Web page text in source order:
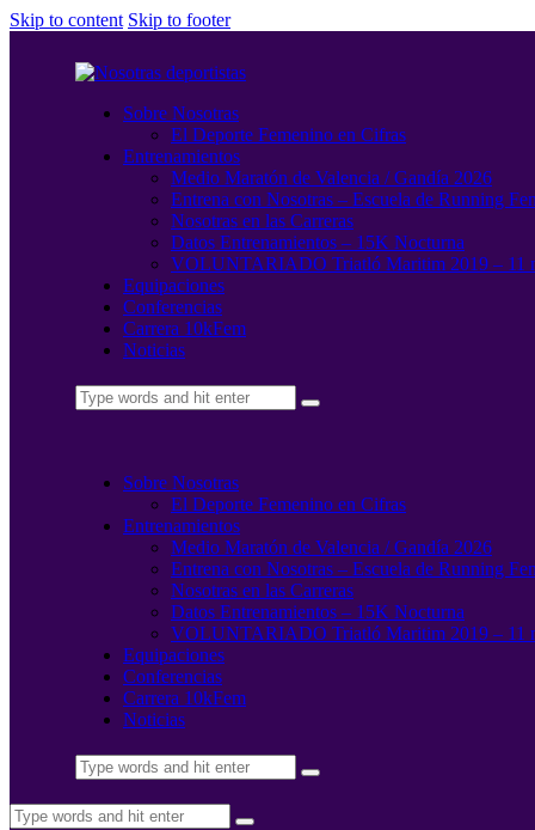
Skip to content Skip to footer
Sobre Nosotras
El Deporte Femenino en Cifras
Entrenamientos
Medio Maratón de Valencia / Gandía 2026
Entrena con Nosotras – Escuela de Running
Nosotras en las Carreras
Datos Entrenamientos – 15K Nocturna
VOLUNTARIADO Triatló Maritim 2019 – 11
Equipaciones
Conferencias
Carrera 10kFem
Noticias
Sobre Nosotras
El Deporte Femenino en Cifras
Entrenamientos
Medio Maratón de Valencia / Gandía 2026
Entrena con Nosotras – Escuela de Running
Nosotras en las Carreras
Datos Entrenamientos – 15K Nocturna
VOLUNTARIADO Triatló Maritim 2019 – 11
Equipaciones
Conferencias
Carrera 10kFem
Noticias